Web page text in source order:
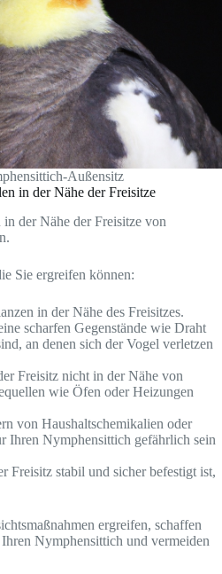
Außensitz
in der Nähe der Freisitze
der Nähe der Freisitze von
Sie ergreifen können:
in der Nähe des Freisitzes.
scharfen Gegenstände wie Draht
an denen sich der Vogel verletzen
Freisitz nicht in der Nähe von
wie Öfen oder Heizungen
von Haushaltschemikalien oder
Ihren Nymphensittich gefährlich sein
Freisitz stabil und sicher befestigt ist,
ergreifen, schaffen
Nymphensittich und vermeiden